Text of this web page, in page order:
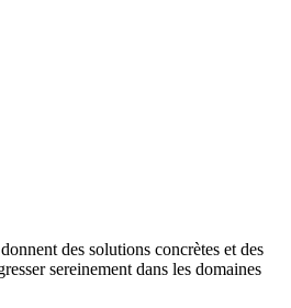
des solutions concrètes et des
sereinement dans les domaines